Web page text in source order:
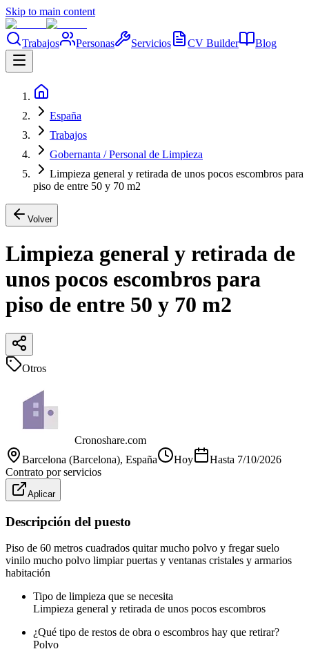
Skip to main content
Trabajos Personas Servicios CV Builder Blog
España
Trabajos
Gobernanta / Personal de Limpieza
Limpieza general y retirada de unos pocos escombros para
piso de entre 50 y 70 m2
Volver
Limpieza general y retirada de
unos pocos escombros para
piso de entre 50 y 70 m2
Otros
Cronoshare.com
Barcelona (Barcelona), España Hoy Hasta 7/10/2026
Contrato por servicios
Aplicar
Descripción del puesto
Piso de 60 metros cuadrados quitar mucho polvo y fregar suelo
vinilo mucho polvo limpiar puertas y ventanas cristales y armarios
habitación
Tipo de limpieza que se necesita
Limpieza general y retirada de unos pocos escombros
¿Qué tipo de restos de obra o escombros hay que retirar?
Polvo